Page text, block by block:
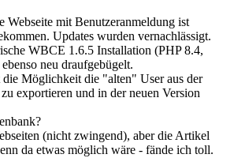
Webseite mit Benutzeranmeldung ist
Updates wurden vernachlässigt.
WBCE 1.6.5 Installation (PHP 8.4,
neu draufgebügelt.
die Möglichkeit die "alten" User aus der
exportieren und in der neuen Version
(nicht zwingend), aber die Artikel
da etwas möglich wäre - fände ich toll.